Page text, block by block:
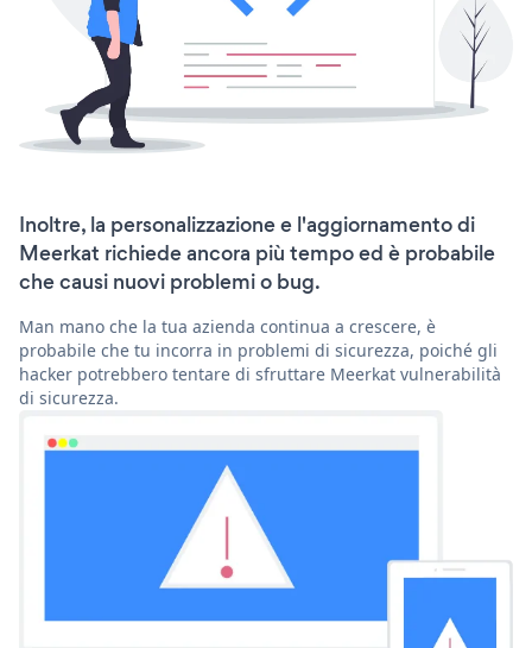
Inoltre, la personalizzazione e l'aggiornamento di
Meerkat richiede ancora più tempo ed è probabile
che causi nuovi problemi o bug.
Man mano che la tua azienda continua a crescere, è
probabile che tu incorra in problemi di sicurezza, poiché gli
hacker potrebbero tentare di sfruttare Meerkat vulnerabilità
di sicurezza.